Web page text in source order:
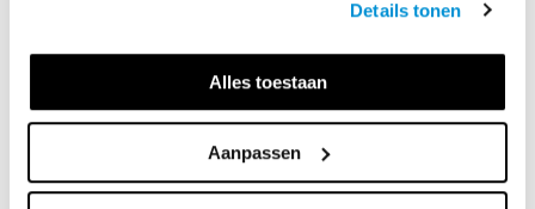
Details tonen
Alles toestaan
Aanpassen
antwoord is op een juridische vraag. Sterker nog: vaak vind
je in de omstandigheden van je casus en in je
wettenbundel mogelijkheden om verschíllende posities te
onderbouwen. De kunst is om de wetsartikelen te vinden
die passen bij het belang dat je dient, om zo de winnende
argumentatie vorm te geven. InBusiness helpt studenten
om zich deze kunst eigen te maken – voor een vliegende